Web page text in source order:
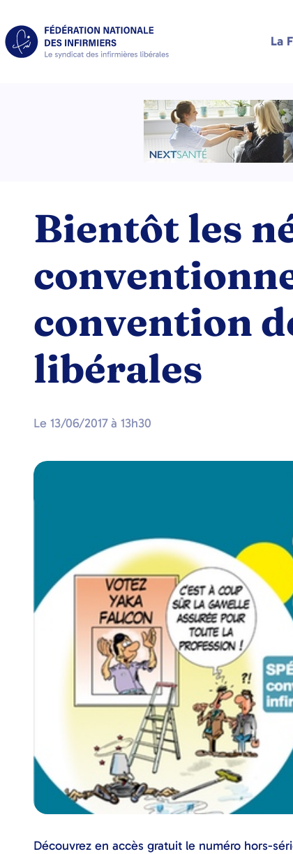
La
Bientôt les
convention
libérales
Le 13/06/2017à 13h30
Découvrez en accès gratuit le numéro hors-